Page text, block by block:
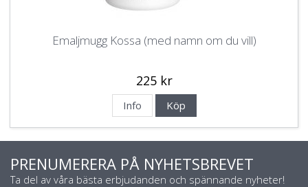
Emaljmugg Kossa (med namn om du vill)
225 kr
Info Köp
PRENUMERERA PÅ NYHETSBREVET
Ta del av våra bästa erbjudanden och spännande nyheter!